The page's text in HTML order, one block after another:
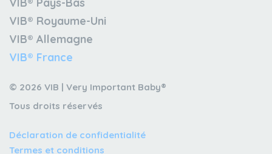
VIB® Pays-Bas
VIB® Royaume-Uni
VIB® Allemagne
VIB® France
© 2026 VIB | Very Important Baby®
Tous droits réservés
Déclaration de confidentialité
Termes et conditions